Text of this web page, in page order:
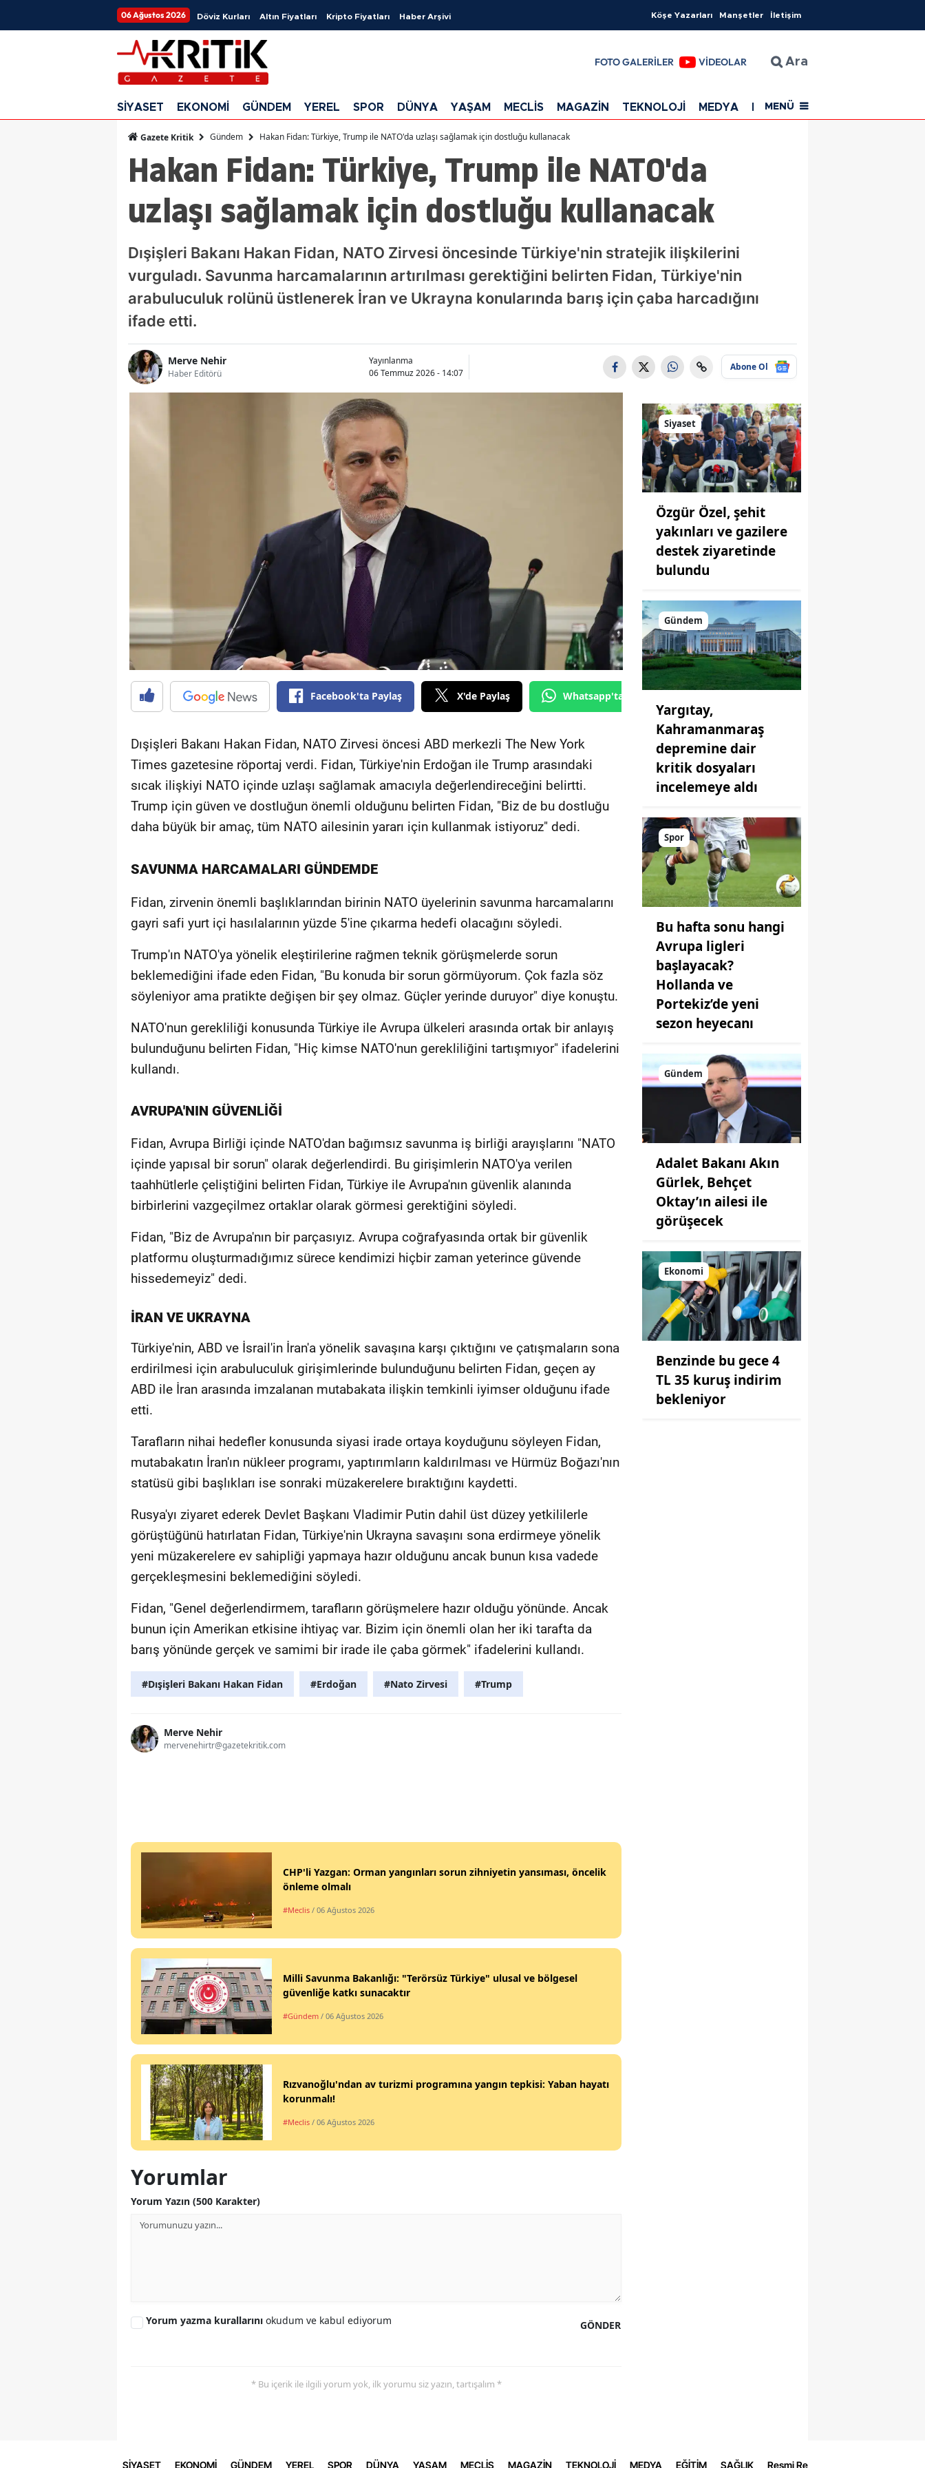
06 Ağustos 2026 Döviz Kurları Altın Fiyatları Kripto Fiyatları Haber Arşivi Köşe Yazarları Manşetler İletişim
FOTO GALERİLER VİDEOLAR Ara
SİYASET EKONOMİ GÜNDEM YEREL SPOR DÜNYA YAŞAM MECLİS MAGAZİN TEKNOLOJİ MEDYA EĞİTİM SAĞLIK
MENÜ
Gazete Kritik Gündem Hakan Fidan: Türkiye, Trump ile NATO'da uzlaşı sağlamak için dostluğu kullanacak
Hakan Fidan: Türkiye, Trump ile NATO'da
uzlaşı sağlamak için dostluğu kullanacak
Dışişleri Bakanı Hakan Fidan, NATO Zirvesi öncesinde Türkiye'nin stratejik ilişkilerini
vurguladı. Savunma harcamalarının artırılması gerektiğini belirten Fidan, Türkiye'nin
arabuluculuk rolünü üstlenerek İran ve Ukrayna konularında barış için çaba harcadığını
ifade etti.
Merve Nehir
Haber Editörü
Yayınlanma
06 Temmuz 2026 - 14:07
Abone Ol
Facebook'ta Paylaş X'de Paylaş Whatsapp'tan Gönder
Dışişleri Bakanı Hakan Fidan, NATO Zirvesi öncesi ABD merkezli The New York
Times gazetesine röportaj verdi. Fidan, Türkiye'nin Erdoğan ile Trump arasındaki
sıcak ilişkiyi NATO içinde uzlaşı sağlamak amacıyla değerlendireceğini belirtti.
Trump için güven ve dostluğun önemli olduğunu belirten Fidan, "Biz de bu dostluğu
daha büyük bir amaç, tüm NATO ailesinin yararı için kullanmak istiyoruz" dedi.
SAVUNMA HARCAMALARI GÜNDEMDE
Fidan, zirvenin önemli başlıklarından birinin NATO üyelerinin savunma harcamalarını
gayri safi yurt içi hasılalarının yüzde 5'ine çıkarma hedefi olacağını söyledi.
Trump'ın NATO'ya yönelik eleştirilerine rağmen teknik görüşmelerde sorun
beklemediğini ifade eden Fidan, "Bu konuda bir sorun görmüyorum. Çok fazla söz
söyleniyor ama pratikte değişen bir şey olmaz. Güçler yerinde duruyor" diye konuştu.
NATO'nun gerekliliği konusunda Türkiye ile Avrupa ülkeleri arasında ortak bir anlayış
bulunduğunu belirten Fidan, "Hiç kimse NATO'nun gerekliliğini tartışmıyor" ifadelerini
kullandı.
AVRUPA'NIN GÜVENLİĞİ
Fidan, Avrupa Birliği içinde NATO'dan bağımsız savunma iş birliği arayışlarını "NATO
içinde yapısal bir sorun" olarak değerlendirdi. Bu girişimlerin NATO'ya verilen
taahhütlerle çeliştiğini belirten Fidan, Türkiye ile Avrupa'nın güvenlik alanında
birbirlerini vazgeçilmez ortaklar olarak görmesi gerektiğini söyledi.
Fidan, "Biz de Avrupa'nın bir parçasıyız. Avrupa coğrafyasında ortak bir güvenlik
platformu oluşturmadığımız sürece kendimizi hiçbir zaman yeterince güvende
hissedemeyiz" dedi.
İRAN VE UKRAYNA
Türkiye'nin, ABD ve İsrail'in İran'a yönelik savaşına karşı çıktığını ve çatışmaların sona
erdirilmesi için arabuluculuk girişimlerinde bulunduğunu belirten Fidan, geçen ay
ABD ile İran arasında imzalanan mutabakata ilişkin temkinli iyimser olduğunu ifade
etti.
Tarafların nihai hedefler konusunda siyasi irade ortaya koyduğunu söyleyen Fidan,
mutabakatın İran'ın nükleer programı, yaptırımların kaldırılması ve Hürmüz Boğazı'nın
statüsü gibi başlıkları ise sonraki müzakerelere bıraktığını kaydetti.
Rusya'yı ziyaret ederek Devlet Başkanı Vladimir Putin dahil üst düzey yetkililerle
görüştüğünü hatırlatan Fidan, Türkiye'nin Ukrayna savaşını sona erdirmeye yönelik
yeni müzakerelere ev sahipliği yapmaya hazır olduğunu ancak bunun kısa vadede
gerçekleşmesini beklemediğini söyledi.
Fidan, "Genel değerlendirmem, tarafların görüşmelere hazır olduğu yönünde. Ancak
bunun için Amerikan etkisine ihtiyaç var. Bizim için önemli olan her iki tarafta da
barış yönünde gerçek ve samimi bir irade ile çaba görmek" ifadelerini kullandı.
#Dışişleri Bakanı Hakan Fidan #Erdoğan #Nato Zirvesi #Trump
Merve Nehir
mervenehirtr@gazetekritik.com
CHP'li Yazgan: Orman yangınları sorun zihniyetin yansıması, öncelik
önleme olmalı
#Meclis / 06 Ağustos 2026
Milli Savunma Bakanlığı: "Terörsüz Türkiye" ulusal ve bölgesel
güvenliğe katkı sunacaktır
#Gündem / 06 Ağustos 2026
Rızvanoğlu'ndan av turizmi programına yangın tepkisi: Yaban hayatı
korunmalı!
#Meclis / 06 Ağustos 2026
Yorumlar
Yorum Yazın (500 Karakter)
GÖNDER
Yorum yazma kurallarını okudum ve kabul ediyorum
* Bu içerik ile ilgili yorum yok, ilk yorumu siz yazın, tartışalım *
Siyaset
Özgür Özel, şehit
yakınları ve gazilere
destek ziyaretinde
bulundu
Gündem
Yargıtay,
Kahramanmaraş
depremine dair
kritik dosyaları
incelemeye aldı
Spor
Bu hafta sonu hangi
Avrupa ligleri
başlayacak?
Hollanda ve
Portekiz’de yeni
sezon heyecanı
Gündem
Adalet Bakanı Akın
Gürlek, Behçet
Oktay’ın ailesi ile
görüşecek
Ekonomi
Benzinde bu gece 4
TL 35 kuruş indirim
bekleniyor
SİYASET EKONOMİ GÜNDEM YEREL SPOR DÜNYA YAŞAM MECLİS MAGAZİN TEKNOLOJİ MEDYA EĞİTİM SAĞLIK Resmi Reklamlar